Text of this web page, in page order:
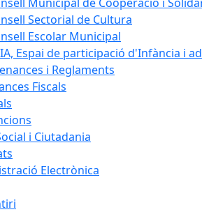
Sectorial de Cultura
Escolar Municipal
Espai de participació d'Infància i
i Reglaments
Fiscals
i Ciutadania
Electrònica